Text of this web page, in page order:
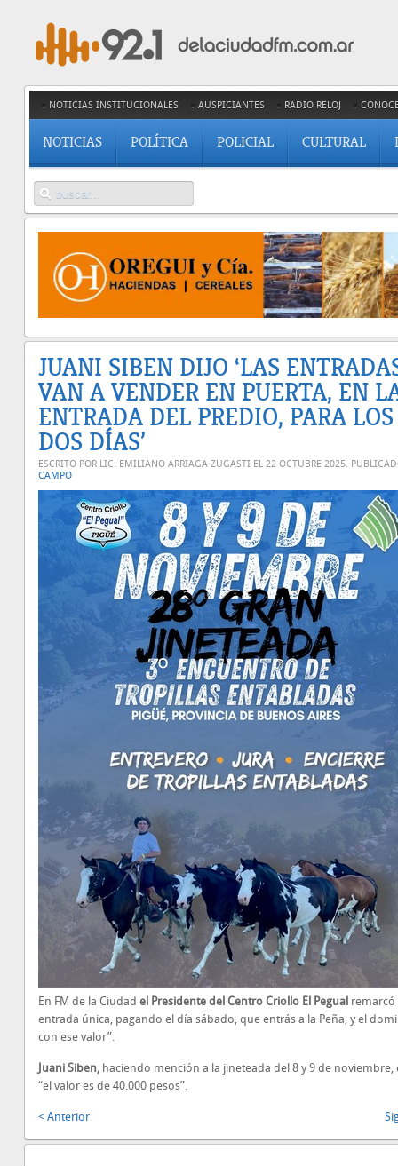
NOTICIAS INSTITUCIONALES AUSPICIANTES RADIO RELOJ
NOTICIAS POLÍTICA POLICIAL CULTURAL
JUANI SIBEN DIJO ‘LAS
VAN A VENDER EN PUERTA, EN
ENTRADA DEL PREDIO, PARA LOS
DOS DÍAS’
ESCRITO POR LIC. EMILIANO ARRIAGA ZUGASTI EL 22 OCTUBRE 2025.
CAMPO
En FM de la Ciudad el Presidente del Centro Criollo El Pegual remarcó
entrada única, pagando el día sábado, que entrás a la Peña, y el
con ese valor”.
Juani Siben, haciendo mención a la jineteada del 8 y 9 de noviembre,
“el valor es de 40.000 pesos”.
< Anterior